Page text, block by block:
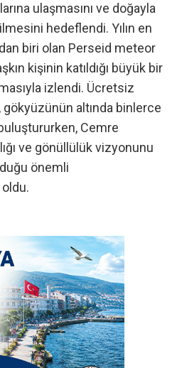
ulaşmasını ve doğayla
hedeflendi. Yılın en
biri olan Perseid meteor
kişinin katıldığı büyük bir
izlendi. Ücretsiz
altında binlerce
Cemre
ve gönüllülük vizyonunu
önemli